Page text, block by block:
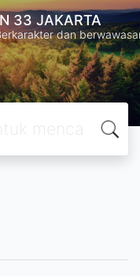
33 JAKARTA
dan